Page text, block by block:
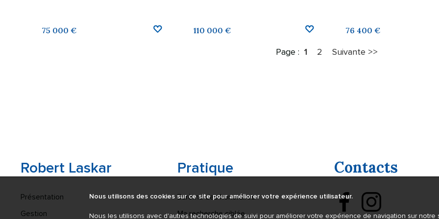
75 000 € 110 000 € 76 400 €
FAVORIS AJOUTER AUX FAVORIS
Page : 1 2 Suivante >>
Robert Laskar
Présentation
Gestion
Pratique
Barème des honoraires
Ma recherche ciblée
Contacts
Nous utilisons des cookies sur ce site pour améliorer votre expérience utilisateur.
Nous les utilisons avec d'autres technologies de suivi pour améliorer votre expérience de navigation sur notre